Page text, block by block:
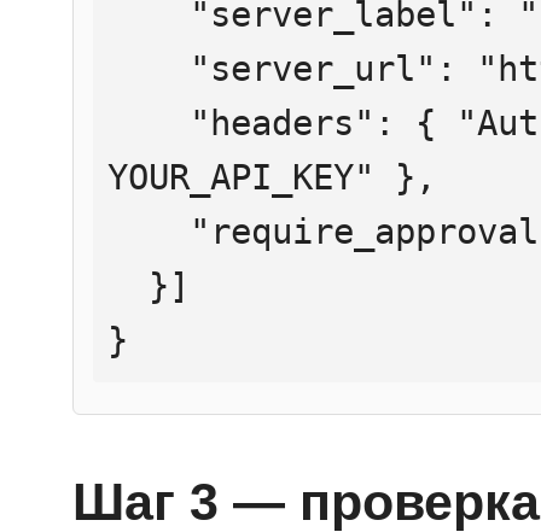
YOUR_API_KEY" },
}
Шаг 3 — проверка